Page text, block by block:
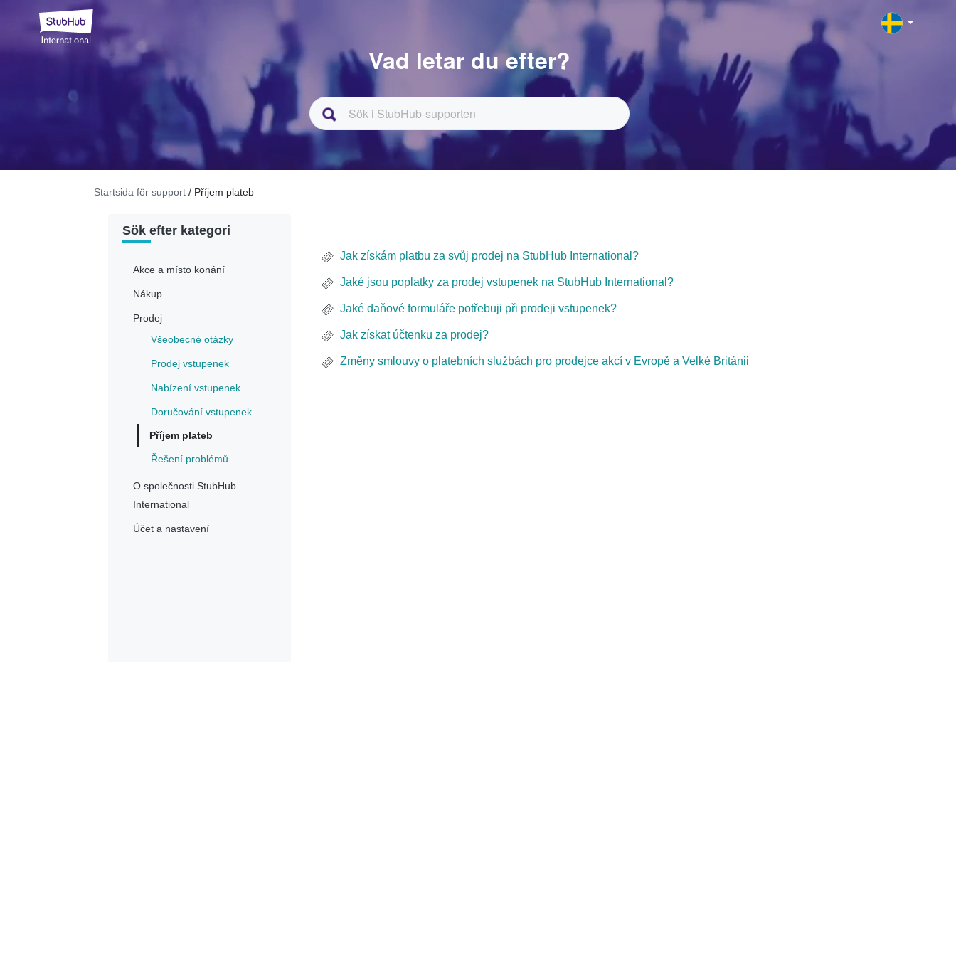
Vad letar du efter?
Startsida för support / Příjem plateb
Sök efter kategori
Akce a místo konání
Nákup
Prodej
Všeobecné otázky
Prodej vstupenek
Nabízení vstupenek
Doručování vstupenek
Příjem plateb
Řešení problémů
O společnosti StubHub
International
Účet a nastavení
Jak získám platbu za svůj prodej na StubHub International?
Jaké jsou poplatky za prodej vstupenek na StubHub International?
Jaké daňové formuláře potřebuji při prodeji vstupenek?
Jak získat účtenku za prodej?
Změny smlouvy o platebních službách pro prodejce akcí v Evropě a Velké Británii